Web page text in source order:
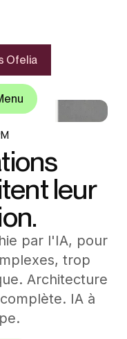
Ofelia
leur
par l'IA, pour
trop
Architecture
IA à